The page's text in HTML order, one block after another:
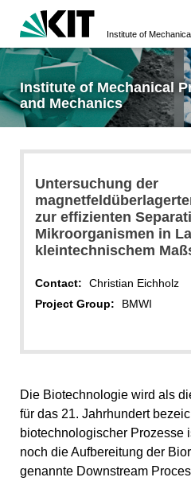
Institute of Mechanical
and Mechanics
Untersuchung der
zur effizienten
Mikroorganismen in
kleintechnischem
Contact:
Christian Eichholz
Project Group:
BMWI
Die Biotechnologie wird als
für das 21. Jahrhundert
biotechnologischer Prozesse
noch die Aufbereitung der
genannte Downstream